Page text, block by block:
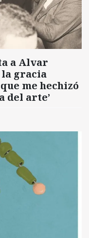
a Alvar
la gracia
me hechizó
del arte’